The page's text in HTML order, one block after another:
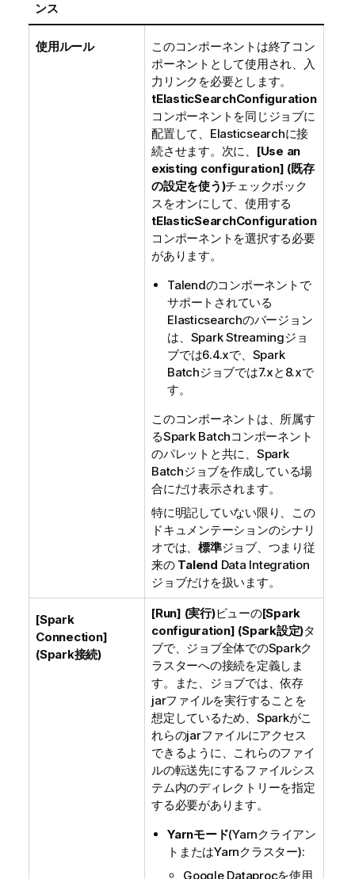
ンス
使用ルール
このコンポーネントは終了コン
ポーネントとして使用され、入
力リンクを必要とします。
tElasticSearchConfiguration
コンポーネントを同じジョブに
配置して、Elasticsearchに接
続させます。次に、 [Use an
existing configuration] (既存
の設定を使う)チェックボック
スをオンにして、使用する
tElasticSearchConfiguration
コンポーネントを選択する必要
があります。
Talendのコンポーネントで
サポートされている
Elasticsearchのバージョン
は、Spark Streamingジョ
ブでは6.4.xで、Spark
Batchジョブでは7.xと8.xで
す。
このコンポーネントは、所属す
るSpark Batchコンポーネント
のパレットと共に、Spark
Batchジョブを作成している場
合にだけ表示されます。
特に明記していない限り、この
ドキュメンテーションのシナリ
オでは、 標準ジョブ、つまり従
来の Talend Data Integration
ジョブだけを扱います。
[Spark
Connection]
(Spark接続)
[Run] (実行)ビューの[Spark
configuration] (Spark設定)タ
ブで、ジョブ全体でのSparkク
ラスターへの接続を定義しま
す。また、ジョブでは、依存
jarファイルを実行することを
想定しているため、Sparkがこ
れらのjarファイルにアクセス
できるように、これらのファイ
ルの転送先にするファイルシス
テム内のディレクトリーを指定
する必要があります。
Yarnモード(Yarnクライアン
トまたはYarnクラスター):
Google Dataprocを使用